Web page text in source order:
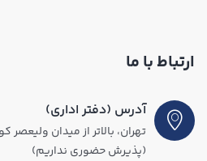
ارتباط با ما
آدرس (دفتر اداری)
(پذیرش حضوری نداریم)